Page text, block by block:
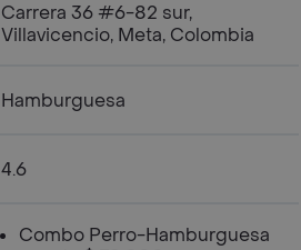
Carrera 36 #6-82 sur,
Villavicencio, Meta, Colombia
Hamburguesa
4.6
Combo Perro-Hamburguesa